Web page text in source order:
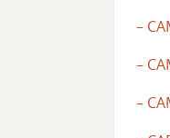
–
–
–